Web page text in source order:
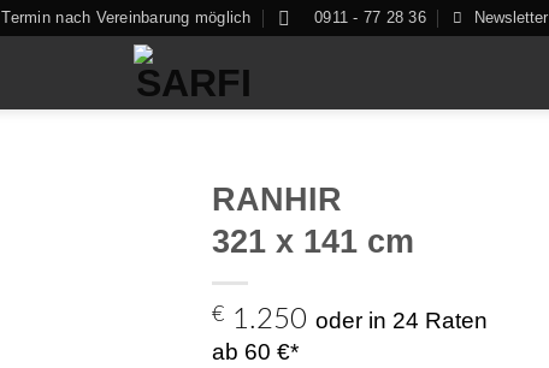
Termin nach Vereinbarung möglich 0911 - 77 28 36 Newsletter
RANHIR
321 x 141 cm
€ 1.250 oder in 24 Raten
ab 60 €*